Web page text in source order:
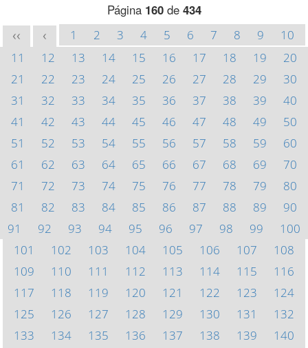
Página 160de 434
<< < 1 2 3 4 5 6 7 8 9
10
11
12 13 14 15 16 17 18 19
20
21
22 23 24 25 26 27 28 29
30
31
32 33 34 35 36 37 38 39
40
41
42 43 44 45 46 47 48 49
50
51
52 53 54 55 56 57 58 59
60
61
62 63 64 65 66 67 68 69
70
71
72 73 74 75 76 77 78 79
80
81
82 83 84 85 86 87 88 89
90
91
92 93 94 95 96 97 98 99
100
101
102 103 104 105 106 107
108
109
110 111 112 113 114 115
116
117
118 119 120 121 122 123
124
125
126 127 128 129 130 131
132
133
134 135 136 137 138 139
140